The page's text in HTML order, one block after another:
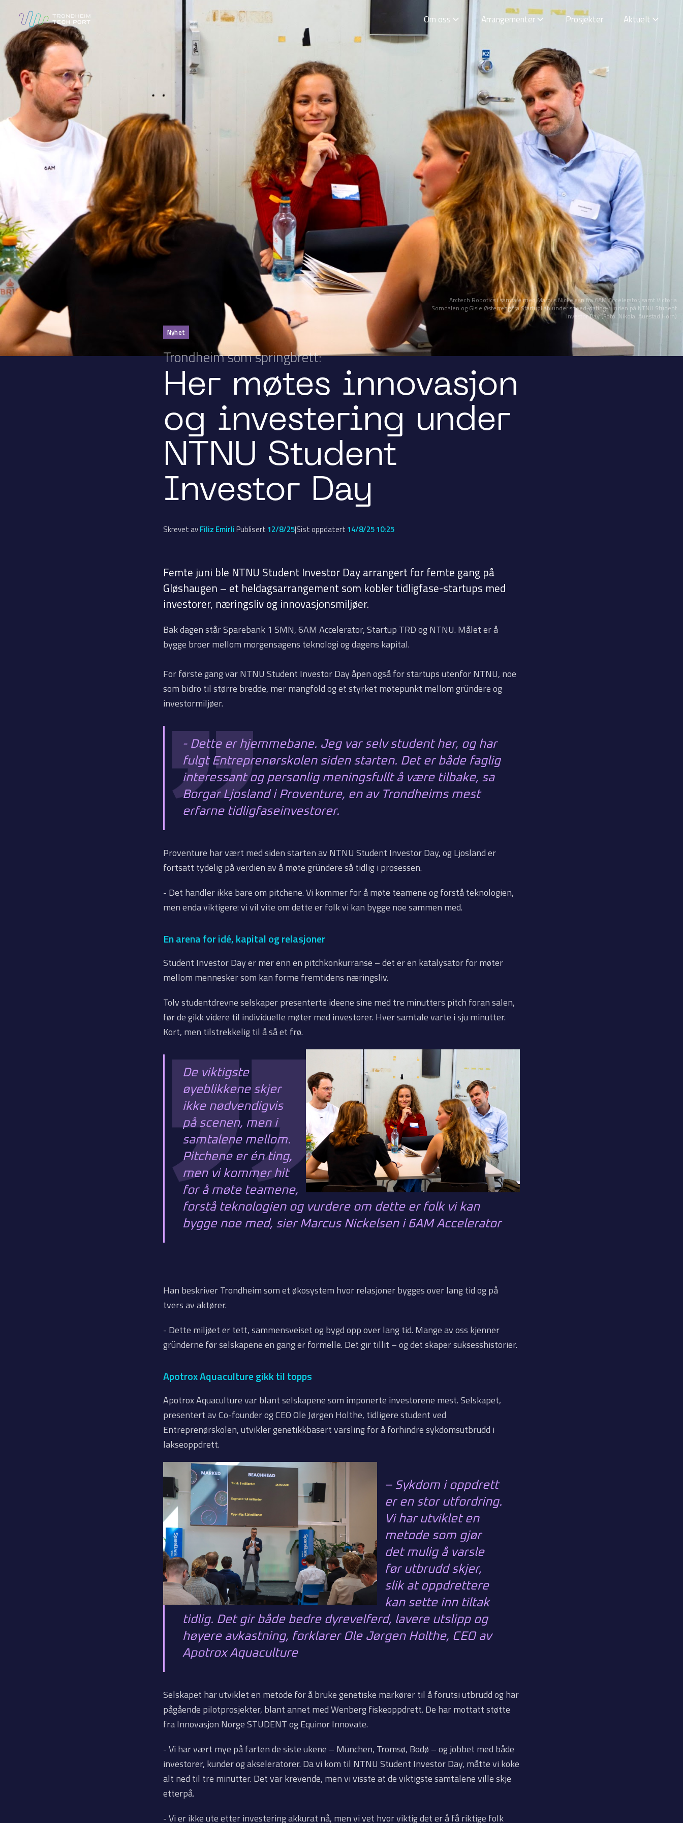
Om oss Arrangementer Prosjekter Aktuelt
Arctech Robotics i samtale med Marcus Nickelsen fra 6AM Accelerator, samt Victoria
Somdalen og Gisle Østerreng fra StartupLab under speed-dating-runden på NTNU Student
Investor Day (Foto: Nikolai Auestad Horn)
Nyhet
Trondheim som springbrett:
Her møtes innovasjon
og investering under
NTNU Student
Investor Day
Skrevet avFiliz EmirliPublisert 12/8/25|Sist oppdatert 14/8/25 10:25
Femte juni ble NTNU Student Investor Day arrangert for femte gang på
Gløshaugen – et heldagsarrangement som kobler tidligfase-startups med
investorer, næringsliv og innovasjonsmiljøer.
Bak dagen står Sparebank 1 SMN, 6AM Accelerator, Startup TRD og NTNU. Målet er å
bygge broer mellom morgensagens teknologi og dagens kapital.
For første gang var NTNU Student Investor Day åpen også for startups utenfor NTNU, noe
som bidro til større bredde, mer mangfold og et styrket møtepunkt mellom gründere og
investormiljøer.
- Dette er hjemmebane. Jeg var selv student her, og har
fulgt Entreprenørskolen siden starten. Det er både faglig
interessant og personlig meningsfullt å være tilbake, sa
Borgar Ljosland i Proventure, en av Trondheims mest
erfarne tidligfaseinvestorer.
Proventure har vært med siden starten av NTNU Student Investor Day, og Ljosland er
fortsatt tydelig på verdien av å møte gründere så tidlig i prosessen.
- Det handler ikke bare om pitchene. Vi kommer for å møte teamene og forstå teknologien,
men enda viktigere: vi vil vite om dette er folk vi kan bygge noe sammen med.
En arena for idé, kapital og relasjoner
Student Investor Day er mer enn en pitchkonkurranse – det er en katalysator for møter
mellom mennesker som kan forme fremtidens næringsliv.
Tolv studentdrevne selskaper presenterte ideene sine med tre minutters pitch foran salen,
før de gikk videre til individuelle møter med investorer. Hver samtale varte i sju minutter.
Kort, men tilstrekkelig til å så et frø.
De viktigste
øyeblikkene skjer
ikke nødvendigvis
på scenen, men i
samtalene mellom.
Pitchene er én ting,
men vi kommer hit
for å møte teamene,
forstå teknologien og vurdere om dette er folk vi kan
bygge noe med, sier Marcus Nickelsen i 6AM Accelerator
Han beskriver Trondheim som et økosystem hvor relasjoner bygges over lang tid og på
tvers av aktører.
- Dette miljøet er tett, sammensveiset og bygd opp over lang tid. Mange av oss kjenner
gründerne før selskapene en gang er formelle. Det gir tillit – og det skaper suksesshistorier.
Apotrox Aquaculture gikk til topps
Apotrox Aquaculture var blant selskapene som imponerte investorene mest. Selskapet,
presentert av Co-founder og CEO Ole Jørgen Holthe, tidligere student ved
Entreprenørskolen, utvikler genetikkbasert varsling for å forhindre sykdomsutbrudd i
lakseoppdrett.
– Sykdom i oppdrett
er en stor utfordring.
Vi har utviklet en
metode som gjør
det mulig å varsle
før utbrudd skjer,
slik at oppdrettere
kan sette inn tiltak
tidlig. Det gir både bedre dyrevelferd, lavere utslipp og
høyere avkastning, forklarer Ole Jørgen Holthe, CEO av
Apotrox Aquaculture
Selskapet har utviklet en metode for å bruke genetiske markører til å forutsi utbrudd og har
pågående pilotprosjekter, blant annet med Wenberg fiskeoppdrett. De har mottatt støtte
fra Innovasjon Norge STUDENT og Equinor Innovate.
- Vi har vært mye på farten de siste ukene – München, Tromsø, Bodø – og jobbet med både
investorer, kunder og akseleratorer. Da vi kom til NTNU Student Investor Day, måtte vi koke
alt ned til tre minutter. Det var krevende, men vi visste at de viktigste samtalene ville skje
etterpå.
- Vi er ikke ute etter investering akkurat nå, men vi vet hvor viktig det er å få riktige folk